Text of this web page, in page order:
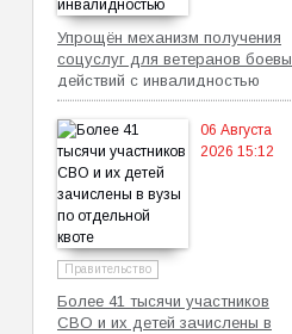
Упрощён механизм получения
соцуслуг для ветеранов
действий с инвалидностью
06 Августа
2026 15:12
Правительство
Более 41 тысячи участников
СВО и их детей зачислены в